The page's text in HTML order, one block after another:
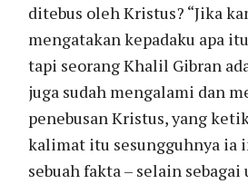
ditebus oleh Kristus? “Jika
mengatakan kepadaku apa
tapi seorang Khalil Gibran
juga sudah mengalami dan
penebusan Kristus, yang
kalimat itu sesungguhnya ia
sebuah fakta – selain sebagai